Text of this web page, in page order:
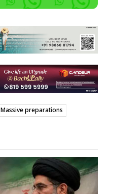
Massive preparations